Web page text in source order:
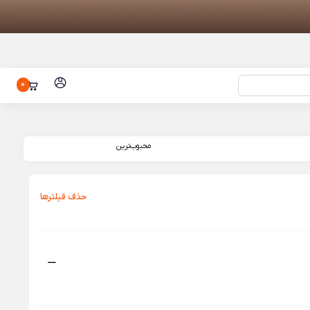
تاچ و ال سی دی شیائومی ردمی 10 آ | LCD
0
محبوب‌ترین
حذف فیلتر‌ها